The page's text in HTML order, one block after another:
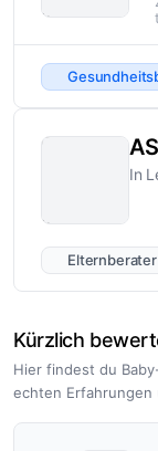
In
Elternberater
Kürzlich
Hier findest du
echten Erfahrungen